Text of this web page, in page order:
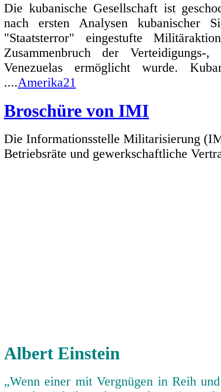
Die kubanische Gesellschaft ist
nach ersten Analysen kubanischer
"Staatsterror" eingestufte
Zusammenbruch der Verteidigungs-,
Venezuelas ermöglicht wurde.
....Amerika21
Broschüre von IMI
Die Informationsstelle Militarisierung
Betriebsräte und gewerkschaftliche
Albert Einstein
„Wenn einer mit Vergnügen in Reih